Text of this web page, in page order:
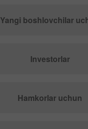
Yangi boshlovchilar
Investorlar
Hamkorlar uchun